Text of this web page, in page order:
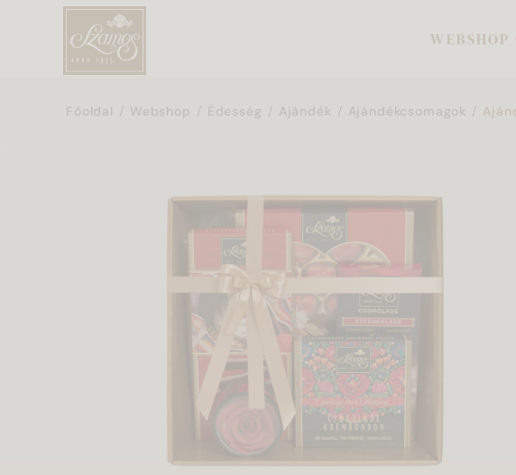
WEBSHOP
Főoldal Webshop Édesség Ajándék Ajándékcsomagok